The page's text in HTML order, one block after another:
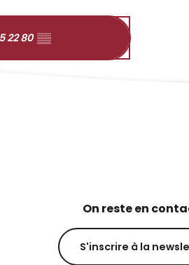
22 80 ▒▒
On reste en
S'inscrire à la